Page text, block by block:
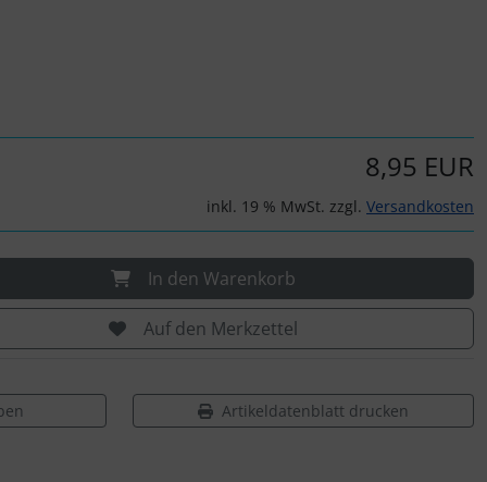
8,95 EUR
inkl. 19 % MwSt. zzgl. Versandkosten
In den Warenkorb
Auf den Merkzettel
Artikeldatenblatt drucken